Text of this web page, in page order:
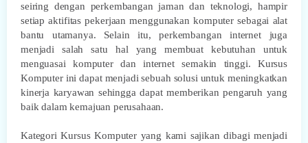
seiring dengan perkembangan jaman dan teknologi, hampir
setiap aktifitas pekerjaan menggunakan komputer sebagai alat
bantu utamanya. Selain itu, perkembangan internet juga
menjadi salah satu hal yang membuat kebutuhan untuk
menguasai komputer dan internet semakin tinggi. Kursus
Komputer ini dapat menjadi sebuah solusi untuk meningkatkan
kinerja karyawan sehingga dapat memberikan pengaruh yang
baik dalam kemajuan perusahaan.
Kategori Kursus Komputer yang kami sajikan dibagi menjadi